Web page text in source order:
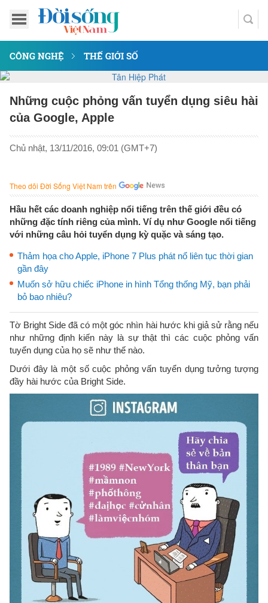
CÔNG NGHỆ THẾ GIỚI SỐ
Những cuộc phỏng vấn tuyển dụng siêu hài
của Google, Apple
Chủ nhật, 13/11/2016, 09:01 (GMT+7)
Theo dõi Đời Sống Việt Nam trên
Hầu hết các doanh nghiệp nổi tiếng trên thế giới đều có
những đặc tính riêng của mình. Ví dụ như Google nổi tiếng
với những câu hỏi tuyển dụng kỳ quặc và sáng tạo.
Thảm họa cho Apple, iPhone 7 Plus phát nổ liên tục thời gian
gần đây
Muốn sở hữu chiếc iPhone in hình Tổng thống Mỹ, bạn phải
bỏ bao nhiêu?
Tờ Bright Side đã có một góc nhìn hài hước khi giả sử rằng nếu
như những định kiến này là sự thật thì các cuộc phỏng vấn
tuyển dụng của họ sẽ như thế nào.
Dưới đây là một số cuộc phỏng vấn tuyển dụng tưởng tượng
đầy hài hước của Bright Side.